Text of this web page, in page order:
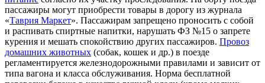
пассажиры могут приобрести товары в дорогу из журнала
«Таврия Маркет». Пассажирам запрещено проносить с собой
и распивать спиртные напитки, нарушать ФЗ №15 о запрете
курения и мешать спокойствию других пассажиров. Провоз
домашних животных (собак, кошек и др.) в поезде
регламентируется железнодорожными правилами и зависит от
типа вагона и класса обслуживания. Норма бесплатной